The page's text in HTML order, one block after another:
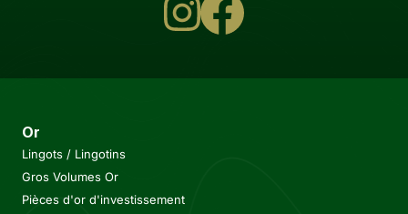
Or
Lingots / Lingotins
Gros Volumes Or
Pièces d'or d'investissement